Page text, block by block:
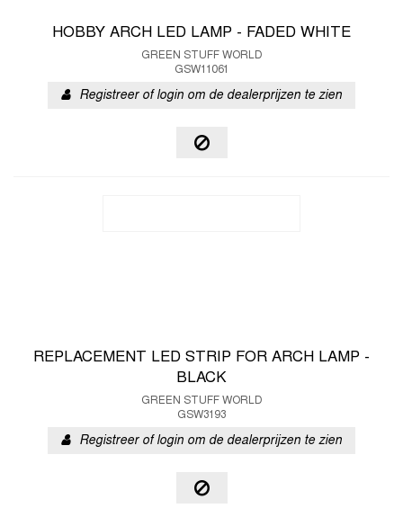
HOBBY ARCH LED LAMP - FADED WHITE
GREEN STUFF WORLD
GSW11061
Registreer of login om de dealerprijzen te zien
REPLACEMENT LED STRIP FOR ARCH LAMP -
BLACK
GREEN STUFF WORLD
GSW3193
Registreer of login om de dealerprijzen te zien